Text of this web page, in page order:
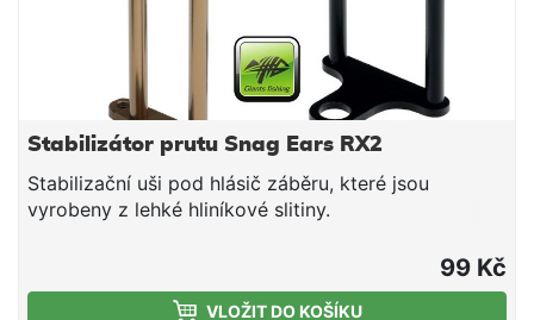
Stabilizátor prutu Snag Ears RX2
Stabilizační uši pod hlásič záběru, které jsou
vyrobeny z lehké hliníkové slitiny.
99 Kč
VLOŽIT DO KOŠÍKU